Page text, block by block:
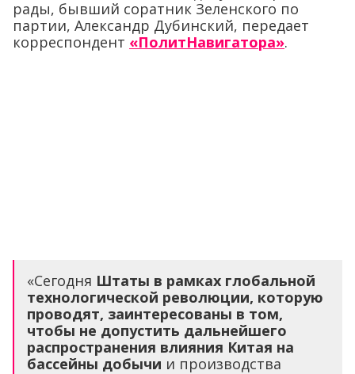
рады, бывший соратник Зеленского по
партии, Александр Дубинский, передает
корреспондент «ПолитНавигатора».
«Сегодня Штаты в рамках глобальной
технологической революции, которую
проводят, заинтересованы в том,
чтобы не допустить дальнейшего
распространения влияния Китая на
бассейны добычи и производства